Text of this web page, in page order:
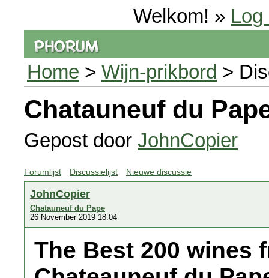
Welkom! » Log
Home > Wijn-prikbord >
Chatauneuf du
Gepost door JohnCopier
Forumlijst Discussielijst Nieuwe discussie
JohnCopier
Chatauneuf du Pape
26 November 2019 18:04
The Best 200 wines